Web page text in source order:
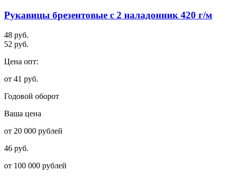
Рукавицы брезентовые с 2 наладонник 420 г/м
48 руб.
52 руб.
Цена опт:
от 41 руб.
Годовой оборот
Ваша цена
от 20 000 рублей
46 руб.
от 100 000 рублей